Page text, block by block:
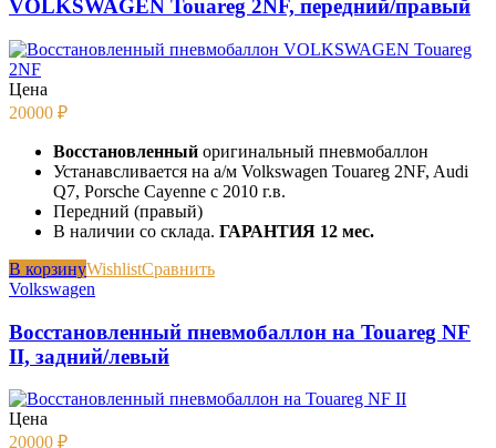
VOLKSWAGEN Touareg 2NF, передний/правый
Цена
20000 ₽
Восстановленный оригинальный пневмобаллон
Устанавсливается на а/м Volkswagen Touareg 2NF, Audi
Q7, Porsche Cayenne с 2010 г.в.
Передний (правый)
В наличии со склада. ГАРАНТИЯ 12 мес.
В корзинуWishlistСравнить
Volkswagen
Восстановленный пневмобаллон на Touareg NF
II, задний/левый
Цена
20000 ₽